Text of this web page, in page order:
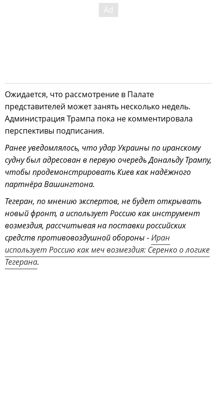
Ожидается, что рассмотрение в Палате
представителей может занять несколько недель.
Администрация Трампа пока не комментировала
перспективы подписания.
Ранее уведомлялось, что удар Украины по иранскому
судну был адресован в первую очередь Дональду Трампу,
чтобы продемонстрировать Киев как надёжного
партнёра Вашингтона.
Тегеран, по мнению экспертов, не будет открывать
новый фронт, а использует Россию как инструмент
возмездия, рассчитывая на поставки российских
средств противовоздушной обороны -Иран
использует Россию как меч возмездия: Серенко о логике
Тегерана.